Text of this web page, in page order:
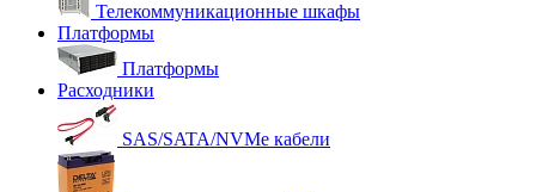
Телекоммуникационные шкафы
Платформы
Платформы
Расходники
SAS/SATA/NVMe кабели